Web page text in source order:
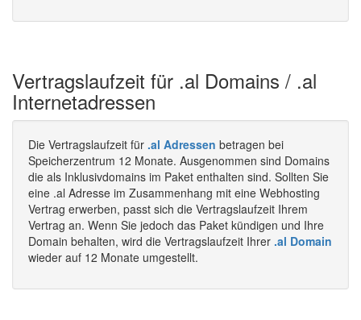
Vertragslaufzeit für .al Domains / .al
Internetadressen
Die Vertragslaufzeit für .al Adressen betragen bei
Speicherzentrum 12 Monate. Ausgenommen sind Domains
die als Inklusivdomains im Paket enthalten sind. Sollten Sie
eine .al Adresse im Zusammenhang mit eine Webhosting
Vertrag erwerben, passt sich die Vertragslaufzeit Ihrem
Vertrag an. Wenn Sie jedoch das Paket kündigen und Ihre
Domain behalten, wird die Vertragslaufzeit Ihrer .al Domain
wieder auf 12 Monate umgestellt.